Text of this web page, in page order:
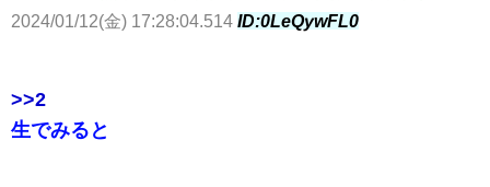
2024/01/12(金) 17:28:04.514 ID:0LeQywFL0
>>2
生でみると